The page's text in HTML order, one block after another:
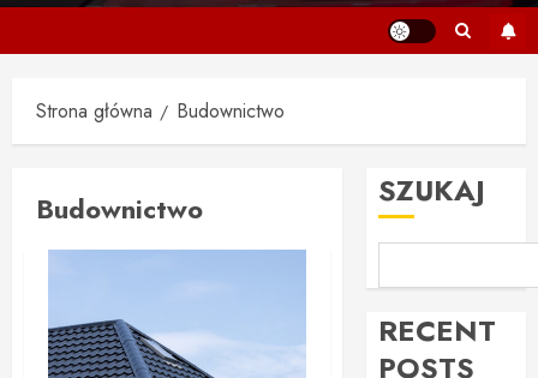
Strona główna Budownictwo
Budownictwo SZUKAJ
RECENT
POSTS